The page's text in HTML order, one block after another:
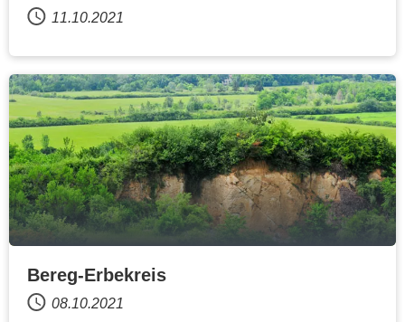
11.10.2021
Bereg-Erbekreis
08.10.2021